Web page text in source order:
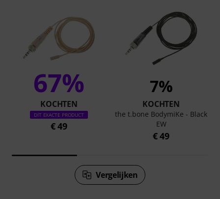
67%
KOCHTEN
DIT EXACTE PRODUCT
€ 49
7%
KOCHTEN
the t.bone BodymiKe - Black
EW
€ 49
Vergelijken